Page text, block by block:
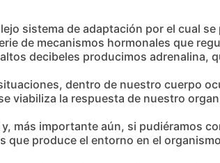
sistema de adaptación por el cual
de mecanismos hormonales que
decibeles producimos adrenalina,
dentro de nuestro cuerpo
viabiliza la respuesta de nuestro
más importante aún, si pudiéramos
que produce el entorno en el